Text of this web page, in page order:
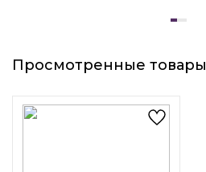
Просмотренные товары